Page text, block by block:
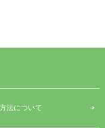
法について